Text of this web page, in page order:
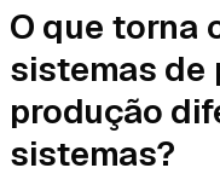
O que torna
sistemas de
produção
sistemas?